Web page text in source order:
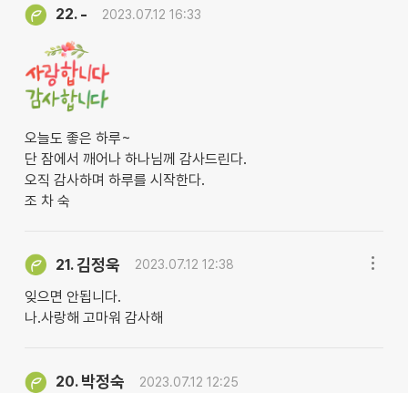
22. - 2023.07.12 16:33
오늘도 좋은 하루~
단 잠에서 깨어나 하나님께 감사드린다.
오직 감사하며 하루를 시작한다.
조 차 숙
21.김정욱 2023.07.12 12:38
잊으면 안됩니다.
나.사랑해 고마워 감사해
20. 박정숙 2023.07.12 12:25